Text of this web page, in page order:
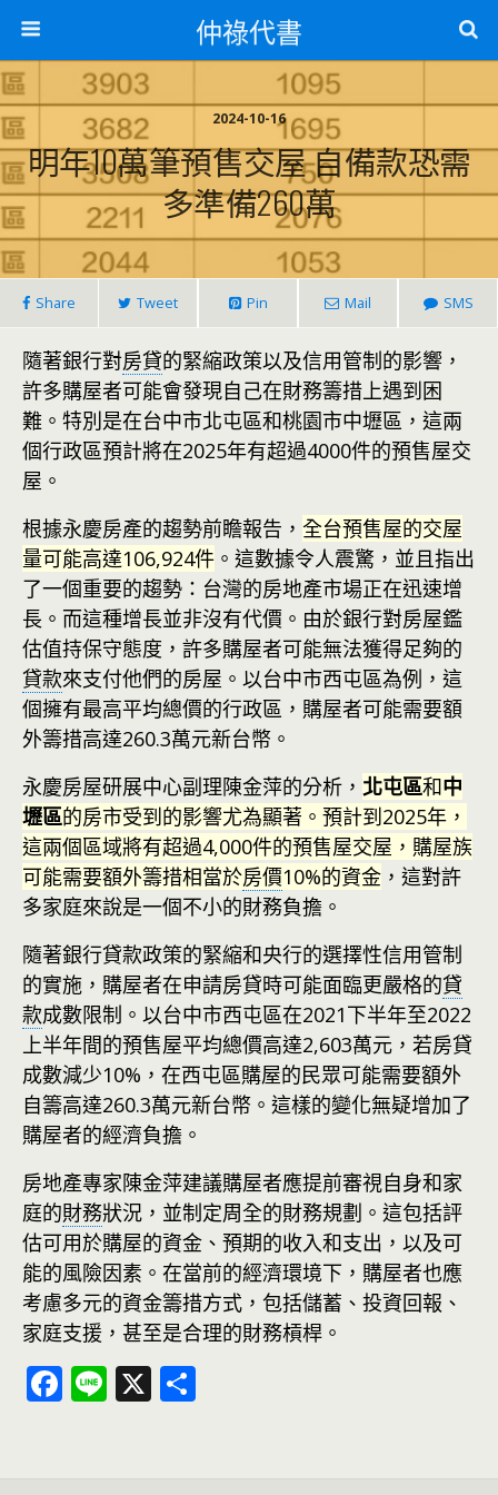
仲祿代書
2024-10-16
明年10萬筆預售交屋 自備款恐需
多準備260萬
Share Tweet Pin Mail SMS
隨著銀行對房貸的緊縮政策以及信用管制的影響，
許多購屋者可能會發現自己在財務籌措上遇到困
難。特別是在台中市北屯區和桃園市中壢區，這兩
個行政區預計將在2025年有超過4000件的預售屋交
屋。
根據永慶房產的趨勢前瞻報告， 全台預售屋的交屋
量可能高達106,924件 。這數據令人震驚，並且指出
了一個重要的趨勢：台灣的房地產市場正在迅速增
長。而這種增長並非沒有代價。由於銀行對房屋鑑
估值持保守態度，許多購屋者可能無法獲得足夠的
貸款來支付他們的房屋。以台中市西屯區為例，這
個擁有最高平均總價的行政區，購屋者可能需要額
外籌措高達260.3萬元新台幣。
永慶房屋研展中心副理陳金萍的分析， 北屯區和中
壢區的房市受到的影響尤為顯著。預計到2025年，
這兩個區域將有超過4,000件的預售屋交屋，購屋族
可能需要額外籌措相當於房價10%的資金 ，這對許
多家庭來說是一個不小的財務負擔。
隨著銀行貸款政策的緊縮和央行的選擇性信用管制
的實施，購屋者在申請房貸時可能面臨更嚴格的貸
款成數限制。以台中市西屯區在2021下半年至2022
上半年間的預售屋平均總價高達2,603萬元，若房貸
成數減少10%，在西屯區購屋的民眾可能需要額外
自籌高達260.3萬元新台幣。這樣的變化無疑增加了
購屋者的經濟負擔。
房地產專家陳金萍建議購屋者應提前審視自身和家
庭的財務狀況，並制定周全的財務規劃。這包括評
估可用於購屋的資金、預期的收入和支出，以及可
能的風險因素。在當前的經濟環境下，購屋者也應
考慮多元的資金籌措方式，包括儲蓄、投資回報、
家庭支援，甚至是合理的財務槓桿。
F Li X